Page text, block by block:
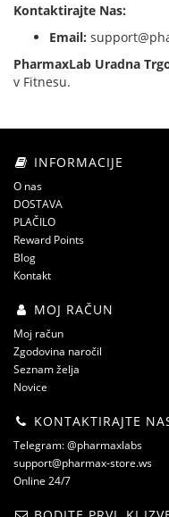
Kontaktirajte Nas:
Email:
PharmaxLab Uradna
v Fitnesu.
INFORMACIJE
O nas
DOSTAVA
PLAČILO
Reward Points
Blog
Kontakt
MOJ RAČUN
Moj račun
Zgodovina naročil
Seznam želja
Novice
KONTAKTIRAJTE
Telegram: @pharmaxlabs
support@pharmax-store.ws
Online 24/7